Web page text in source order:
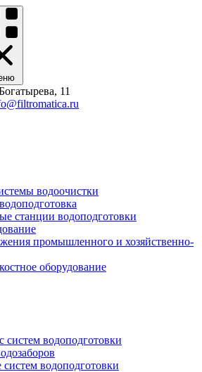
11
водоочистки
станции водоподготовки
промышленного и хозяйственно-
оборудование
водоподготовки
водоподготовки